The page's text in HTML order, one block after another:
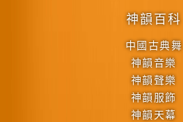
神韻百科
中國古典舞
神韻音樂
神韻聲樂
神韻服飾
神韻天幕